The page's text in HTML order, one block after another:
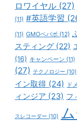
ロワイヤル (27)
(11) #英語学習
(11) GMOペパボ (12)
スティング (22)
(16) キャンペーン (11)
(27) テクノロジー (10)
イン取得 (24) ド
ィンジア (23) フ
スレコーダー (10)